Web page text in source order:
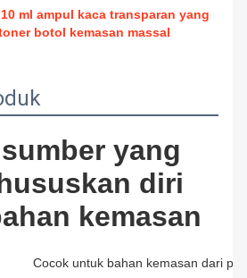
ml ampul kaca transparan yang
botol kemasan massal
yang
diri
kemasan
Cocok untuk bahan kemasan dari